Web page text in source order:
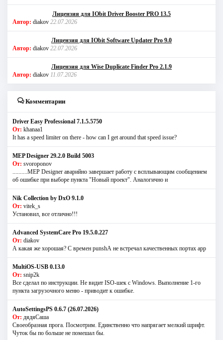
Лицензия для IObit Driver Booster PRO 13.5
Автор: diakov 22.07.2026
Лицензия для IObit Software Updater Pro 9.0
Автор: diakov 22.07.2026
Лицензия для Wise Duplicate Finder Pro 2.1.9
Автор: diakov 11.07.2026
Комментарии
Driver Easy Professional 7.1.5.5750
От: khanaa1
It has a speed limiter on there - how can I get around that speed issue?
MEP Designer 29.2.0 Build 5003
От: svoroponov
..........MEP Designer аварийно завершает работу с всплывающим сообщением
об ошибке при выборе пункта "Новый проект". Аналогично и
Nik Collection by DxO 9.1.0
От: vitek_s
Установил, все отлично!!!
Advanced SystemCare Pro 19.5.0.227
От: diakov
А какая же хорошая? С времен punshА не встречал качественных портах app
MultiOS-USB 0.13.0
От: snip2k
Все сделал по инструкции. Не видит ISO-шек с Windows. Выполнение 1-го
пункта загрузочного меню - приводит к ошибке.
AutoSettingsPS 0.6.7 (26.07.2026)
От: дядяСаша
Своеобразная прога. Посмотрим. Единственно что напрягает мелкий шрифт.
Чуток бы по больше не помешал бы.